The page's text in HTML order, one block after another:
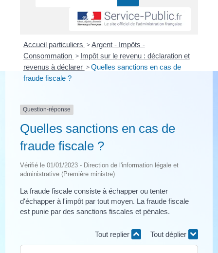
Accueil particuliers >Argent - Impôts -
Consommation > Impôt sur le revenu : déclaration et
revenus à déclarer >Quelles sanctions en cas de
fraude fiscale ?
Question-réponse
Quelles sanctions en cas de
fraude fiscale ?
Vérifié le 01/01/2023 - Direction de l'information légale et
administrative (Première ministre)
La fraude fiscale consiste à échapper ou tenter
d'échapper à l'impôt par tout moyen. La fraude fiscale
est punie par des sanctions fiscales et pénales.
Tout replier Tout déplier